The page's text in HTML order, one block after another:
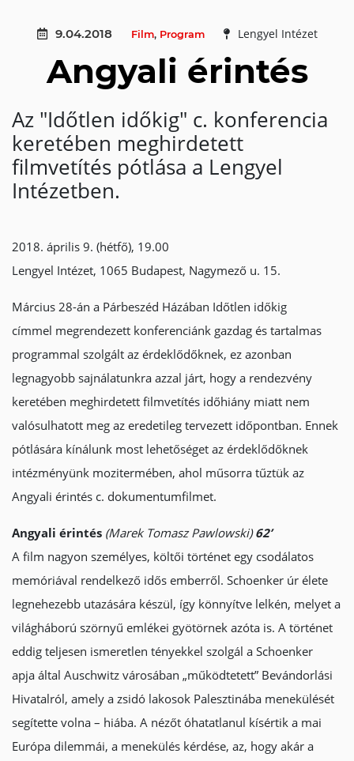
9.04.2018 Film, Program Lengyel Intézet
Angyali érintés
Az "Időtlen időkig" c. konferencia
keretében meghirdetett
filmvetítés pótlása a Lengyel
Intézetben.
2018. április 9. (hétfő), 19.00
Lengyel Intézet, 1065 Budapest, Nagymező u. 15.
Március 28-án a Párbeszéd Házában Időtlen időkig
címmel megrendezett konferenciánk gazdag és tartalmas
programmal szolgált az érdeklődőknek, ez azonban
legnagyobb sajnálatunkra azzal járt, hogy a rendezvény
keretében meghirdetett filmvetítés időhiány miatt nem
valósulhatott meg az eredetileg tervezett időpontban. Ennek
pótlására kínálunk most lehetőséget az érdeklődőknek
intézményünk mozitermében, ahol műsorra tűztük az
Angyali érintés c. dokumentumfilmet.
Angyali érintés (Marek Tomasz Pawlowski)62’
A film nagyon személyes, költői történet egy csodálatos
memóriával rendelkező idős emberről. Schoenker úr élete
legnehezebb utazására készül, így könnyítve lelkén, melyet a
világháború szörnyű emlékei gyötörnek azóta is. A történet
eddig teljesen ismeretlen tényekkel szolgál a Schoenker
apja által Auschwitz városában „működtetett” Bevándorlási
Hivatalról, amely a zsidó lakosok Palesztinába menekülését
segítette volna – hiába. A nézőt óhatatlanul kísértik a mai
Európa dilemmái, a menekülés kérdése, az, hogy akár a